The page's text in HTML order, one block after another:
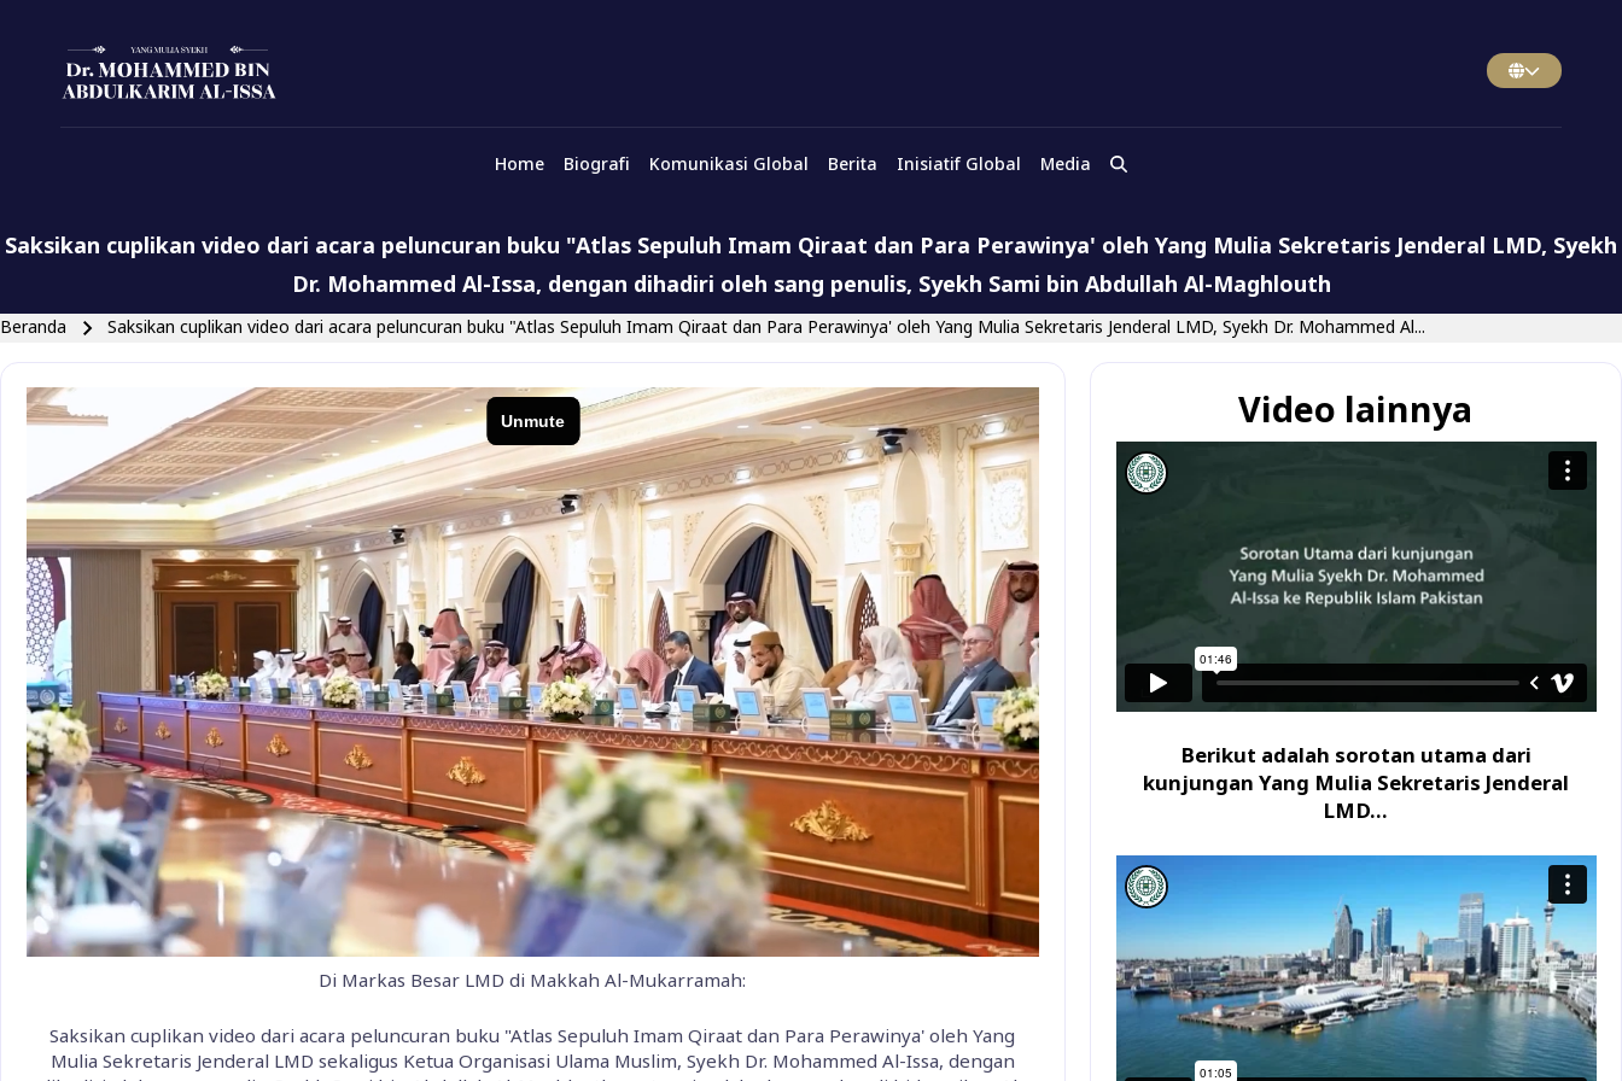
Close search
Menu Indonesian
Home Biografi Komunikasi Global Berita Inisiatif Global Media
Saksikan cuplikan video dari acara peluncuran buku "Atlas Sepuluh Imam Qiraat dan Para Perawinya' oleh Yang Mulia Sekretaris Jenderal LMD, Syekh
Dr. Mohammed Al-Issa, dengan dihadiri oleh sang penulis, Syekh Sami bin Abdullah Al-Maghlouth
Breadcrumb
Beranda Saksikan cuplikan video dari acara peluncuran buku "Atlas Sepuluh Imam Qiraat dan Para Perawinya' oleh Yang Mulia Sekretaris Jenderal LMD, Syekh Dr. Mohammed Al...
Di Markas Besar LMD di Makkah Al-Mukarramah:
Saksikan cuplikan video dari acara peluncuran buku "Atlas Sepuluh Imam Qiraat dan Para Perawinya' oleh Yang
Mulia Sekretaris Jenderal LMD sekaligus Ketua Organisasi Ulama Muslim, Syekh Dr. Mohammed Al-Issa, dengan
Video lainnya
Berikut adalah sorotan utama dari
kunjungan Yang Mulia Sekretaris Jenderal
LMD...